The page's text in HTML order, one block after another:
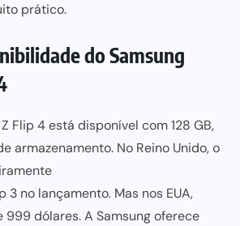
prático.
do Samsung
Flip 4 está disponível com 128 GB,
armazenamento. No Reino Unido, o
3 no lançamento. Mas nos EUA,
999 dólares. A Samsung oferece